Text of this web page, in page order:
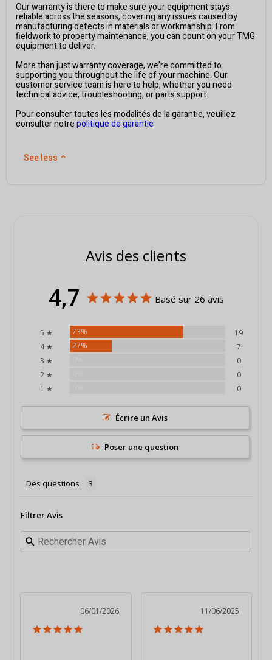
Our warranty is there to make sure your equipment stays
reliable across the seasons, covering any issues caused by
manufacturing defects in materials or workmanship. From
fieldwork to property maintenance, you can count on your TMG
equipment to deliver.
More than just warranty coverage, we’re committed to
supporting you throughout the life of your machine. Our
customer service team is here to help, whether you need
technical advice, troubleshooting, or parts support.
Pour consulter toutes les modalités de la garantie, veuillez
consulter notrepolitique de garantie
See less ⌃
Avis des clients
4,7 Basé sur 26 avis
5 ★ 73%
19
4 ★
27%
7
3 ★
0
2 ★
0
1 ★
0
Écrire un Avis
Poser une question
Des questions
Filtrer Avis
06/01/2026 11/06/2025